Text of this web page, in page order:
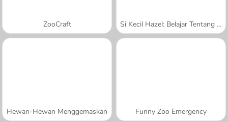
ZooCraft Si Kecil Hazel: Belajar Tentang Hewan
Hewan-Hewan Menggemaskan Funny Zoo Emergency